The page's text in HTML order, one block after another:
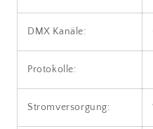
DMX Kanäle:
Protokolle:
Stromversorgung: